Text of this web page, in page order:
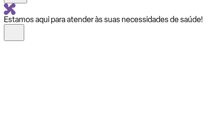
Estamos aqui para atender às suas necessidades de saúde!